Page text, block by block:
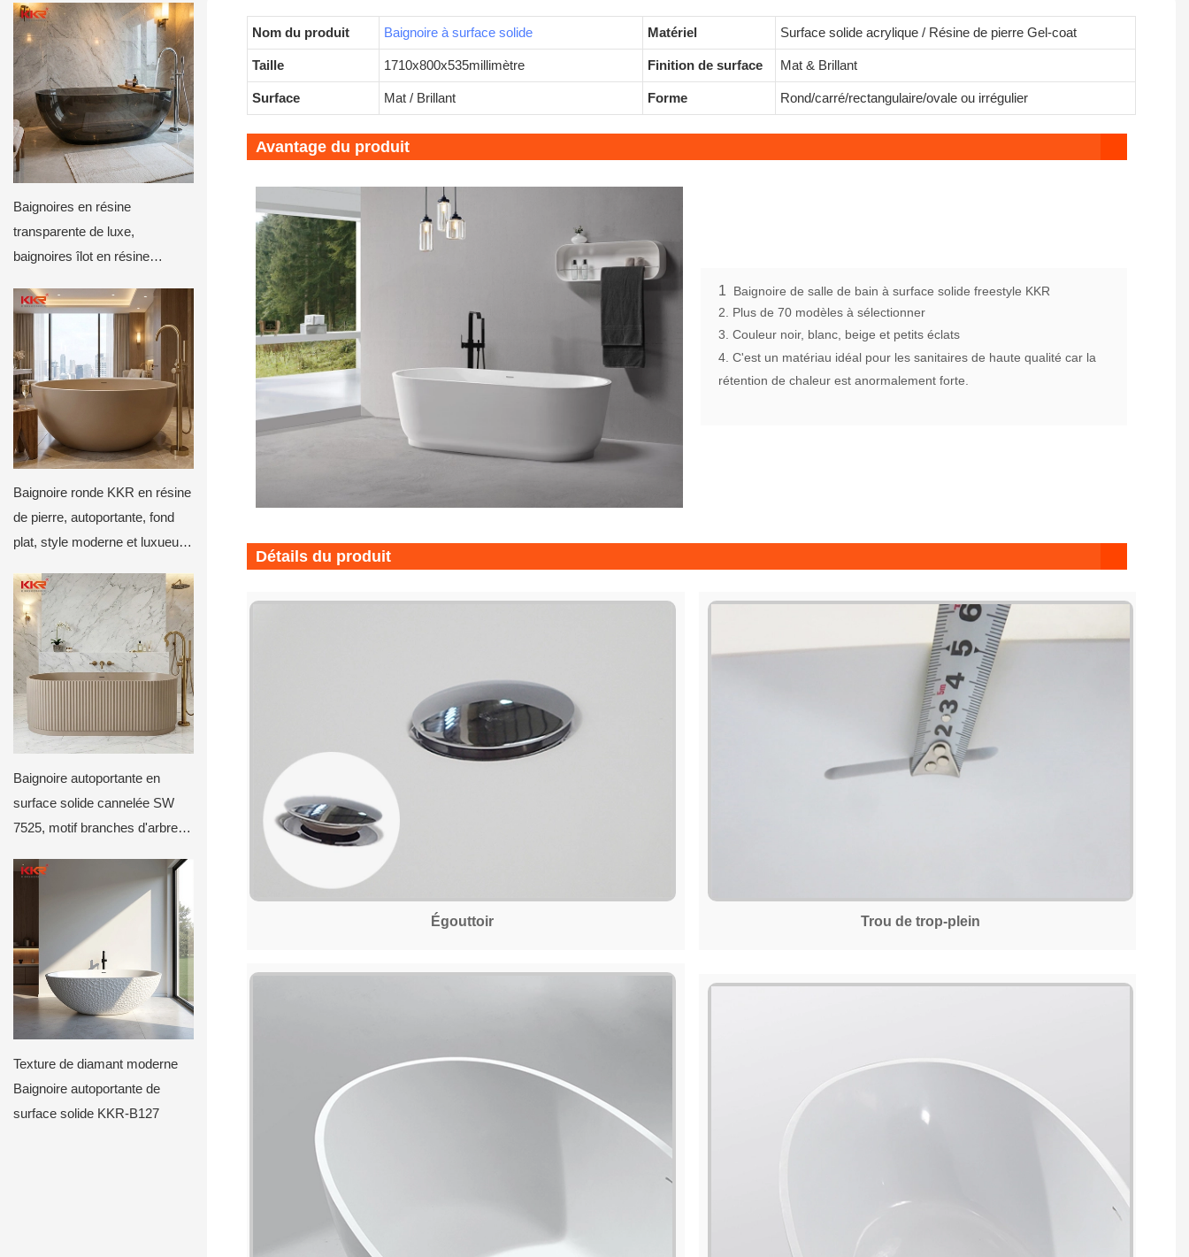
Baignoires en résine
transparente de luxe,
baignoires îlot en résine
villas
Baignoire ronde KKR en résine
de pierre, autoportante, fond
plat, style moderne et luxueux,
mat
Baignoire autoportante en
surface solide cannelée SW
7525, motif branches d'arbre
Texture de diamant moderne
Baignoire autoportante de
surface solide KKR-B127
Nom du produit Baignoire à surface solide Matériel Surface solide acrylique / Résine de pierre Gel-coat
Taille 1710x800x535millimètre Finition de surface Mat & Brillant
Surface Mat / Brillant Forme Rond/carré/rectangulaire/ovale ou irrégulier
Avantage du produit
1
Baignoire de salle de bain à surface solide freestyle KKR
2. Plus de 70 modèles à sélectionner
3. Couleur noir, blanc, beige et petits éclats
4. C'est un matériau idéal pour les sanitaires de haute qualité car la
rétention de chaleur est anormalement forte.
Détails du produit
Égouttoir Trou de trop-plein